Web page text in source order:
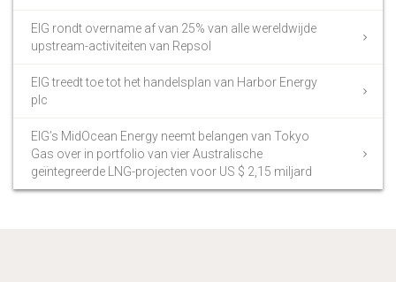
EIG rondt overname af van 25% van alle wereldwijde
upstream-activiteiten van Repsol
EIG treedt toe tot het handelsplan van Harbor Energy
plc
EIG’s MidOcean Energy neemt belangen van Tokyo
Gas over in portfolio van vier Australische
geïntegreerde LNG-projecten voor US $ 2,15 miljard